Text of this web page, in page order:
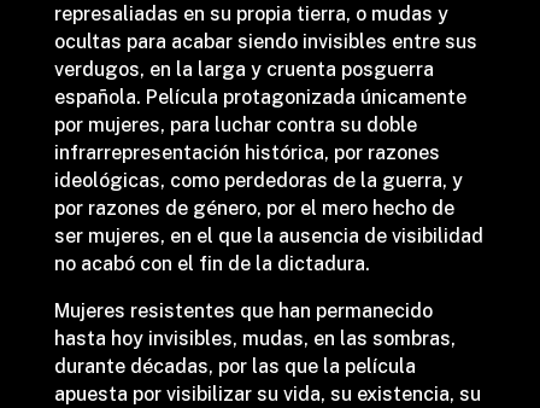
represaliadas en su propia tierra, o mudas y
ocultas para acabar siendo invisibles entre sus
verdugos, en la larga y cruenta posguerra
española. Película protagonizada únicamente
por mujeres, para luchar contra su doble
infrarrepresentación histórica, por razones
ideológicas, como perdedoras de la guerra, y
por razones de género, por el mero hecho de
ser mujeres, en el que la ausencia de visibilidad
no acabó con el fin de la dictadura.
Mujeres resistentes que han permanecido
hasta hoy invisibles, mudas, en las sombras,
durante décadas, por las que la película
apuesta por visibilizar su vida, su existencia, su